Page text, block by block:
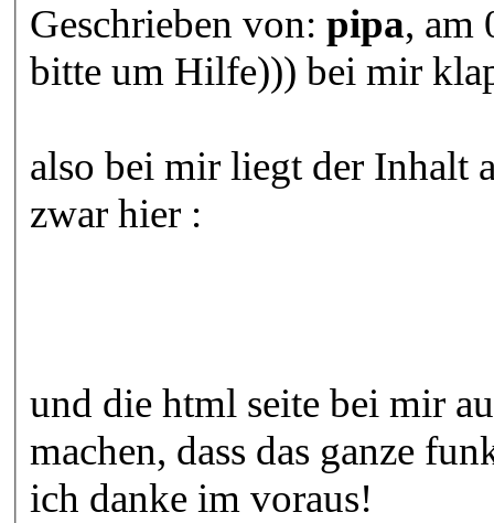
Geschrieben von: pipa, am
bitte um Hilfe))) bei mir
also bei mir liegt der Inhalt
zwar hier :
und die html seite bei mir
machen, dass das ganze
ich danke im voraus!